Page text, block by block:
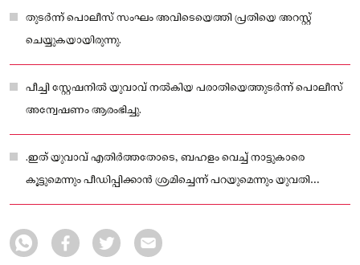
തുടർന്ന് പൊലീസ് സംഘം അവിടെയെത്തി പ്രതിയെ അറസ്റ്റ്
ചെയ്യുകയായിരുന്നു.
പീച്ചി സ്റ്റേഷനിൽ യുവാവ് നൽകിയ പരാതിയെത്തുടർന്ന് പൊലീസ്
അന്വേഷണം ആരംഭിച്ചു.
.ഇത് യുവാവ് എതിർത്തതോടെ, ബഹളം വെച്ച് നാട്ടുകാരെ
കൂട്ടുമെന്നും പീഡിപ്പിക്കാൻ ശ്രമിച്ചെന്ന് പറയുമെന്നും യുവതി
ഭീഷണിപ്പെടുത്തി